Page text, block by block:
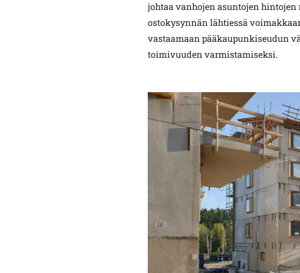
johtaa vanhojen asuntojen
ostokysynnän lähtiessä
vastaamaan pääkaupunkiseudun
toimivuuden varmistamiseksi.